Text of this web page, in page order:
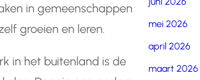
in gemeenschappen
groeien en leren.
in het buitenland is de
mei 2026
april 2026
maart 2026